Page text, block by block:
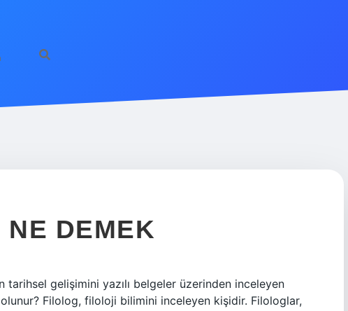
DEMEK
gelişimini yazılı belgeler üzerinden inceleyen
Filolog, filoloji bilimini inceleyen kişidir. Filologlar,